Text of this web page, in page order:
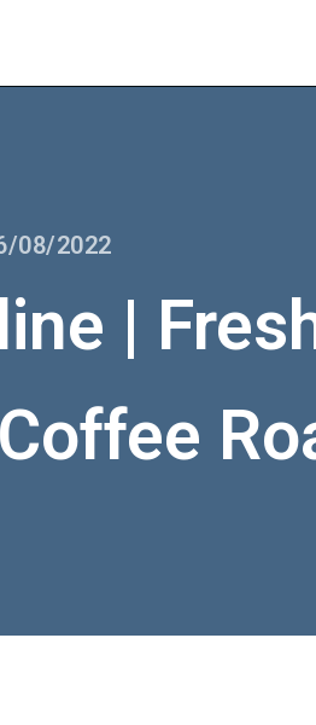
08/2022
|